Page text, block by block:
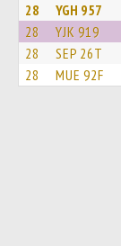
28 YGH 957
28 YJK 919
28 SEP 26T
28 MUE 92F